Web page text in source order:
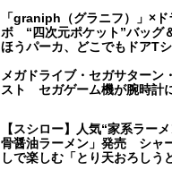
「graniph（グラニフ）」×
ボ “四次元ポケット”バッグ
ほうパーカ、どこでもドアT
メガドライブ・セガサターン
スト セガゲーム機が腕時計
【スシロー】人気“家系ラー
骨醤油ラーメン」発売 シャ
しで楽しむ「とり天おろしう